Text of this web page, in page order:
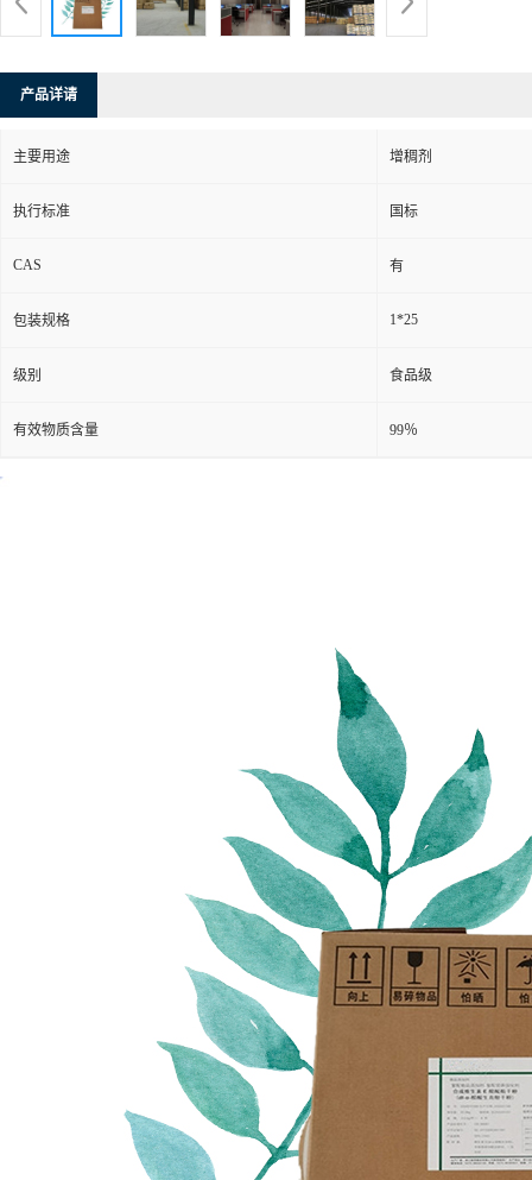
产品详请
主要用途 增稠剂
执行标准 国标
CAS 有
包装规格 1*25
级别 食品级
有效物质含量 99％